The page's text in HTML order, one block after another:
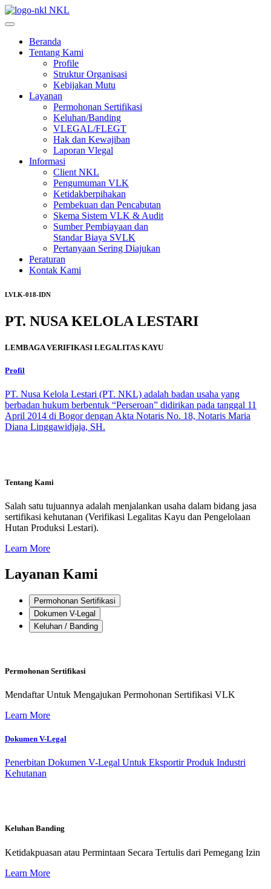
NKL
Beranda
Tentang Kami
Profile
Struktur Organisasi
Kebijakan Mutu
Layanan
Permohonan Sertifikasi
Keluhan/Banding
VLEGAL/FLEGT
Hak dan Kewajiban
Laporan Vlegal
Informasi
Client NKL
Pengumuman VLK
Ketidakberpihakan
Pembekuan dan Pencabutan
Skema Sistem VLK & Audit
Sumber Pembiayaan dan
Standar Biaya SVLK
Pertanyaan Sering Diajukan
Peraturan
Kontak Kami
LVLK-018-IDN
PT. NUSA KELOLA LESTARI
LEMBAGA VERIFIKASI LEGALITAS KAYU
Profil
PT. Nusa Kelola Lestari (PT. NKL) adalah badan usaha yang
berbadan hukum berbentuk “Perseroan” didirikan pada tanggal 11
April 2014 di Bogor dengan Akta Notaris No. 18, Notaris Maria
Diana Linggawidjaja, SH.
Tentang Kami
Salah satu tujuannya adalah menjalankan usaha dalam bidang jasa
sertifikasi kehutanan (Verifikasi Legalitas Kayu dan Pengelolaan
Hutan Produksi Lestari).
Learn More
Layanan Kami
Permohonan Sertifikasi
Dokumen V-Legal
Keluhan / Banding
Permohonan Sertifikasi
Mendaftar Untuk Mengajukan Permohonan Sertifikasi VLK
Learn More
Dokumen V-Legal
Penerbitan Dokumen V-Legal Untuk Eksportir Produk Industri
Kehutanan
Keluhan Banding
Ketidakpuasan atau Permintaan Secara Tertulis dari Pemegang Izin
Learn More